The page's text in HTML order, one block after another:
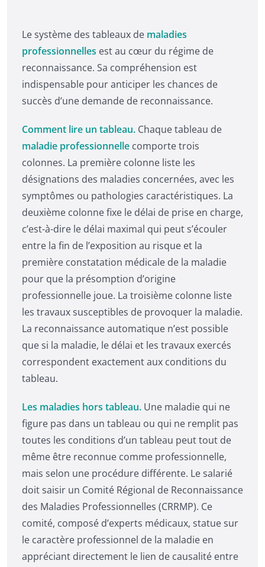
Le système des tableaux de maladies
professionnelles est au cœur du régime de
reconnaissance. Sa compréhension est
indispensable pour anticiper les chances de
succès d’une demande de reconnaissance.
Comment lire un tableau. Chaque tableau de
maladie professionnelle comporte trois
colonnes. La première colonne liste les
désignations des maladies concernées, avec les
symptômes ou pathologies caractéristiques. La
deuxième colonne fixe le délai de prise en charge,
c’est-à-dire le délai maximal qui peut s’écouler
entre la fin de l’exposition au risque et la
première constatation médicale de la maladie
pour que la présomption d’origine
professionnelle joue. La troisième colonne liste
les travaux susceptibles de provoquer la maladie.
La reconnaissance automatique n’est possible
que si la maladie, le délai et les travaux exercés
correspondent exactement aux conditions du
tableau.
Les maladies hors tableau. Une maladie qui ne
figure pas dans un tableau ou qui ne remplit pas
toutes les conditions d’un tableau peut tout de
même être reconnue comme professionnelle,
mais selon une procédure différente. Le salarié
doit saisir un Comité Régional de Reconnaissance
des Maladies Professionnelles (CRRMP). Ce
comité, composé d’experts médicaux, statue sur
le caractère professionnel de la maladie en
appréciant directement le lien de causalité entre